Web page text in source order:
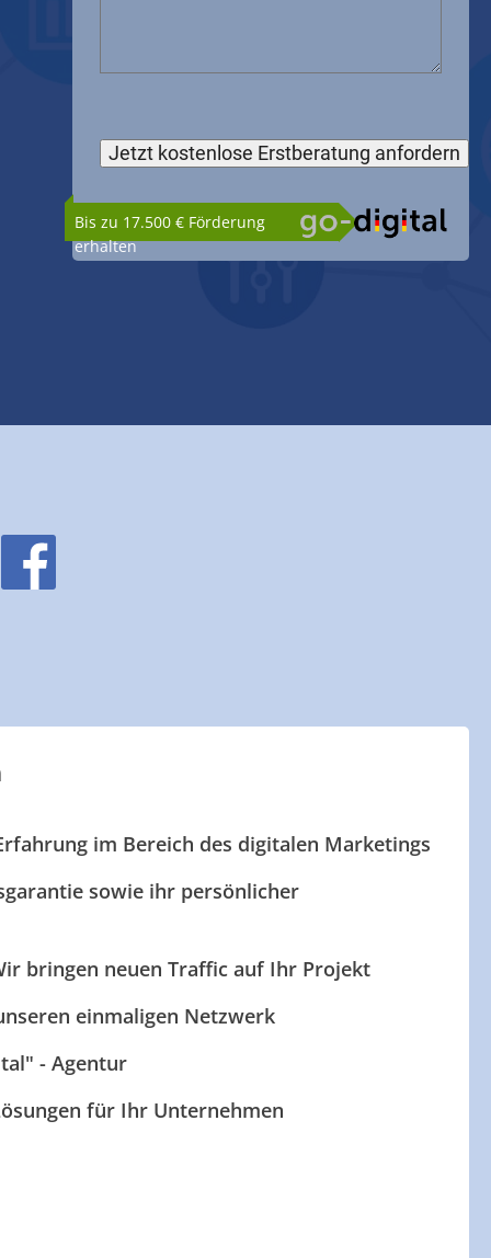
Bis zu 17.500 € Förderung
erhalten
im Bereich des digitalen Marketings
sowie ihr persönlicher
bringen neuen Traffic auf Ihr Projekt
einmaligen Netzwerk
- Agentur
für Ihr Unternehmen